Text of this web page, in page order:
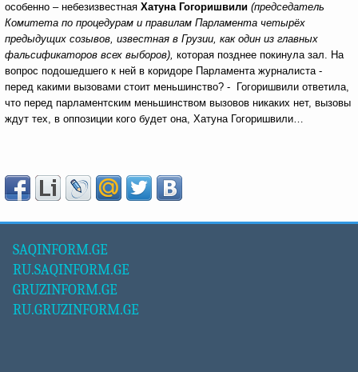
особенно – небезизвестная Хатуна Гогоришвили (председатель
Комитета по процедурам и правилам Парламента четырёх
предыдущих созывов, известная в Грузии, как один из главных
фальсификаторов всех выборов), которая позднее покинула зал. На
вопрос подошедшего к ней в коридоре Парламента журналиста -
перед какими вызовами стоит меньшинство? - Гогоришвили ответила,
что перед парламентским меньшинством вызовов никаких нет, вызовы
ждут тех, в оппозиции кого будет она, Хатуна Гогоришвили…
SAQINFORM.GE
RU.SAQINFORM.GE
GRUZINFORM.GE
RU.GRUZINFORM.GE